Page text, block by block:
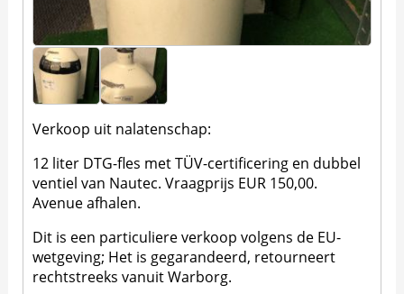
Verkoop uit nalatenschap:
12 liter DTG-fles met TÜV-certificering en dubbel
ventiel van Nautec. Vraagprijs EUR 150,00.
Avenue afhalen.
Dit is een particuliere verkoop volgens de EU-
wetgeving; Het is gegarandeerd, retourneert
rechtstreeks vanuit Warborg.